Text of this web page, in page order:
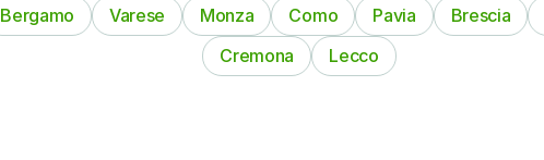
Bergamo Varese Monza Como Pavia
Brescia
Cremona
Lecco